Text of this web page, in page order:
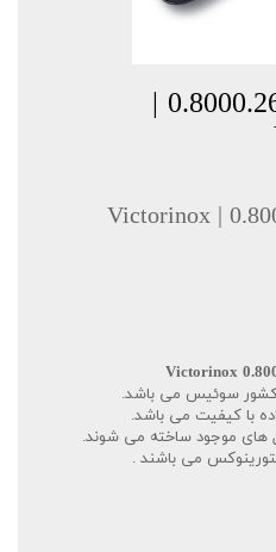
چاقو ویکتورینوکس 0.8000.26 |
چاقو ویکتورینوکس 0.8000.26 | Victorinox
کشور سوئیس می باشد.
های موجود ساخته می شوند.
می باشند .